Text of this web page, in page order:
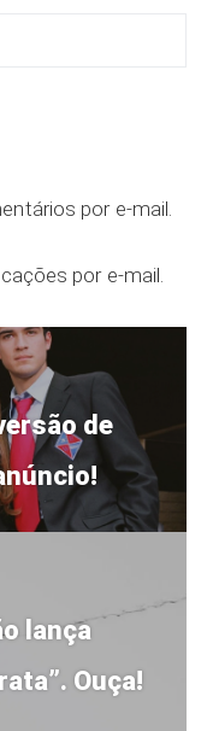
por e-mail.
por e-mail.
de
lança
Ouça!